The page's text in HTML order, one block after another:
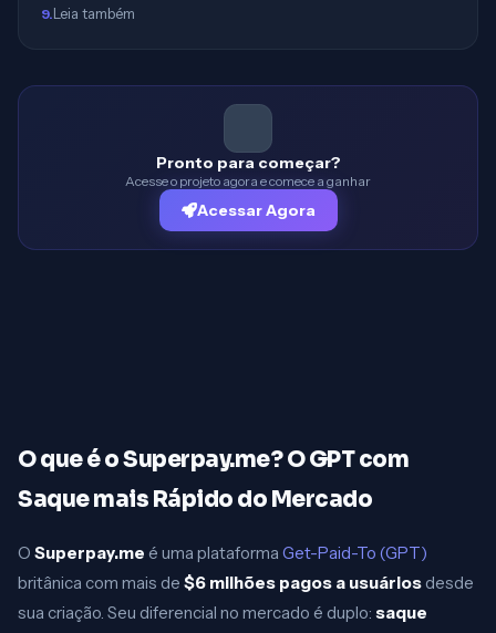
9.Leia também
Pronto para começar?
Acesse o projeto agora e comece a ganhar
Acessar Agora
O que é o Superpay.me? O GPT com
Saque mais Rápido do Mercado
O Superpay.me é uma plataforma Get-Paid-To (GPT)
britânica com mais de $6 milhões pagos a usuários desde
sua criação. Seu diferencial no mercado é duplo: saque